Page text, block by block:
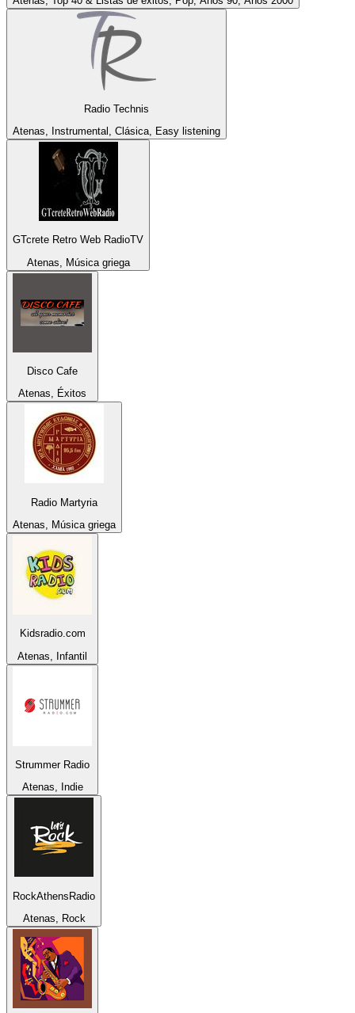
Radio Technis
Atenas, Instrumental, Clásica, Easy listening
GTcrete Retro Web RadioTV
Atenas, Música griega
Disco Cafe
Atenas, Éxitos
Radio Martyria
Atenas, Música griega
Kidsradio.com
Atenas, Infantil
Strummer Radio
Atenas, Indie
RockAthensRadio
Atenas, Rock